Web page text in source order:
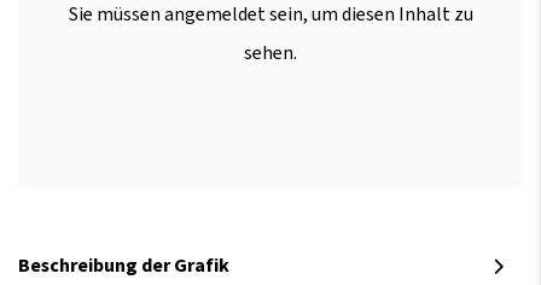
Sie müssen angemeldet sein, um diesen Inhalt zu
sehen.
Beschreibung der Grafik